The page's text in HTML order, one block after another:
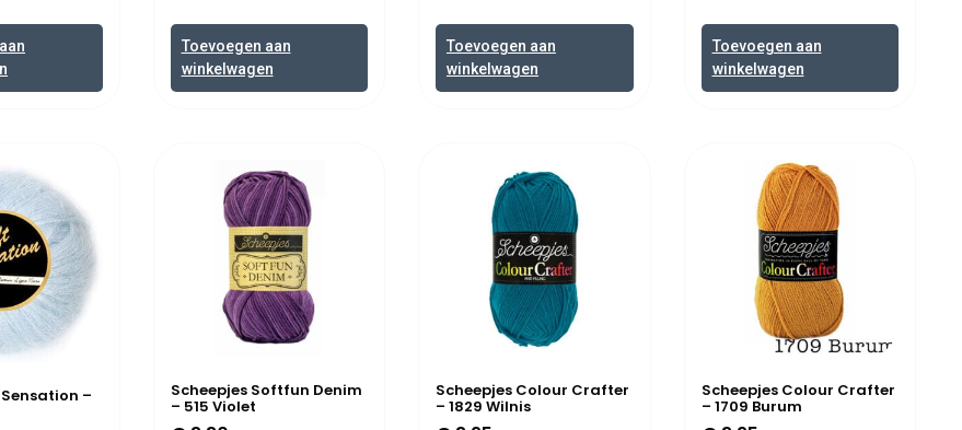
Toevoegen aan
winkelwagen
Toevoegen aan
winkelwagen
Toevoegen aan
winkelwagen
– Scheepjes Softfun Denim
– 515 Violet
Scheepjes Colour Crafter
– 1829 Wilnis
Scheepjes Colour Crafter
– 1709 Burum